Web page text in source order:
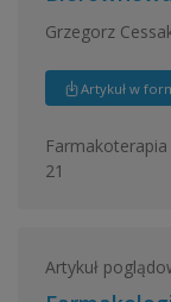
Grzegorz
Artykuł w
21
Artykuł